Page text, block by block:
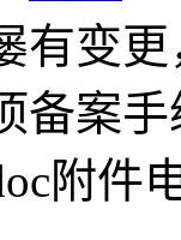
有变
备案
附件